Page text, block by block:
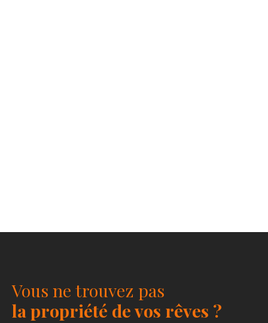
Vous ne trouvez pas
la propriété de vos rêves ?